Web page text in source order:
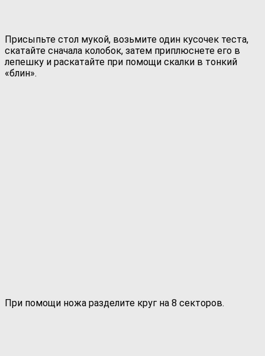
Присыпьте стол мукой, возьмите один кусочек теста,
скатайте сначала колобок, затем приплюснете его в
лепешку и раскатайте при помощи скалки в тонкий
«блин».
При помощи ножа разделите круг на 8 секторов.